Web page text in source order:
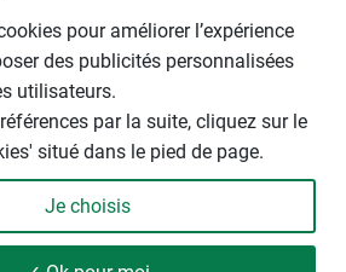
- +
Prix bas
pour améliorer l’expérience
des publicités personnalisées
utilisateurs.
par la suite, cliquez sur le
situé dans le pied de page.
Je choisis